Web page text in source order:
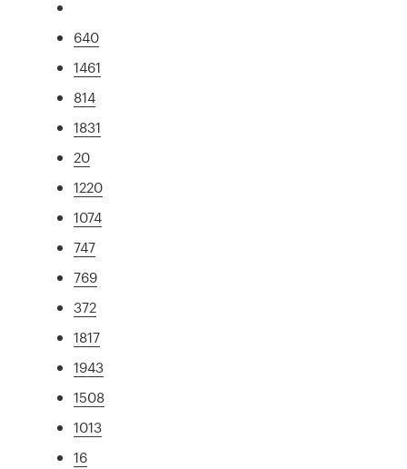
640
1461
814
1831
20
1220
1074
747
769
372
1817
1943
1508
1013
16